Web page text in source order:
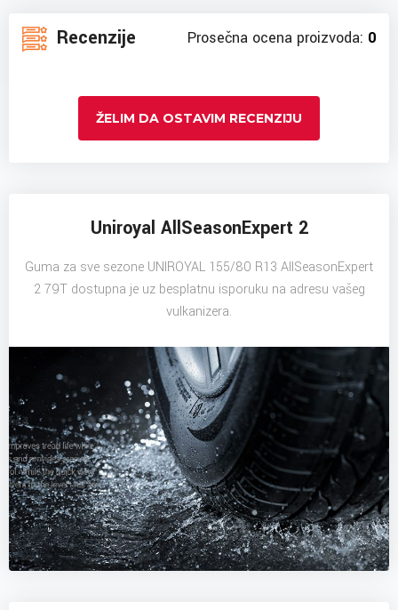
Recenzije Prosečna ocena proizvoda: 0
ŽELIM DA OSTAVIM RECENZIJU
Uniroyal AllSeasonExpert 2
Guma za sve sezone UNIROYAL 155/80 R13 AllSeasonExpert
2 79T dostupna je uz besplatnu isporuku na adresu vašeg
vulkanizera.